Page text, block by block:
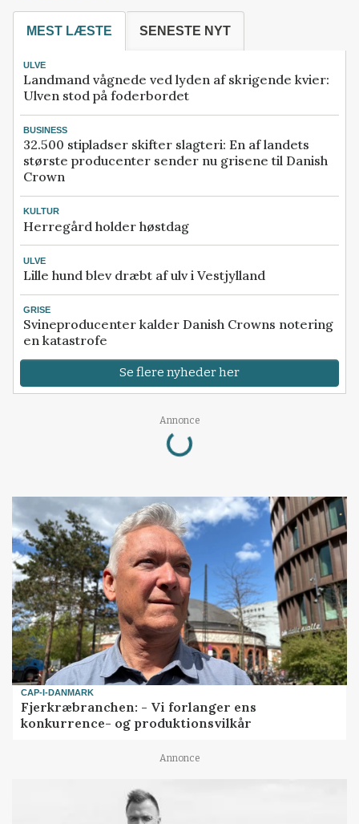
MEST LÆSTE SENESTE NYT
ULVE
Landmand vågnede ved lyden af skrigende kvier:
Ulven stod på foderbordet
BUSINESS
32.500 stipladser skifter slagteri: En af landets
største producenter sender nu grisene til Danish
Crown
KULTUR
Herregård holder høstdag
ULVE
Lille hund blev dræbt af ulv i Vestjylland
GRISE
Svineproducenter kalder Danish Crowns notering
en katastrofe
Se flere nyheder her
Annonce
Loading...
CAP-I-DANMARK
Fjerkræbranchen: - Vi forlanger ens
konkurrence- og produktionsvilkår
Annonce